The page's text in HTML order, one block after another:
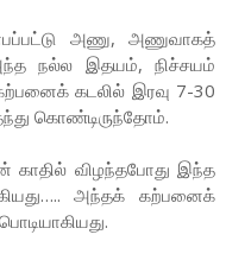
அணு, அணுவாகத்
நல்ல இதயம், நிச்சயம்
கடலில் இரவு 7-30
கொண்டிருந்தோம்.
காதில் விழந்தபோது இந்த
அந்தக் கற்பனைக்